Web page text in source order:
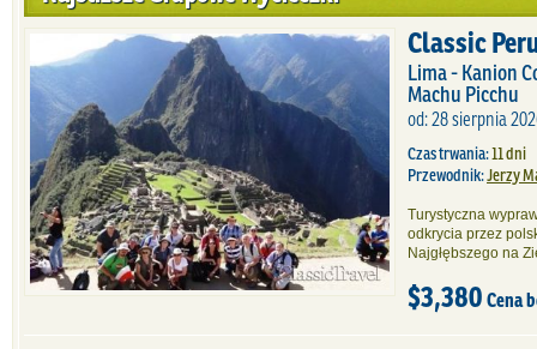
Classic
Lima - Kanion
Machu Picchu
od: 28 sierpnia
Czas trwania:11 dni
Przewodnik:Jerzy
Turystyczna
odkrycia przez
Najgłębszego na
$3,380 Cena